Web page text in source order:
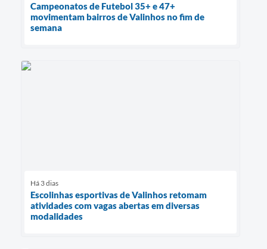
Campeonatos de Futebol 35+ e 47+
movimentam bairros de Valinhos no fim de
semana
Há 3 dias
Escolinhas esportivas de Valinhos retomam
atividades com vagas abertas em diversas
modalidades